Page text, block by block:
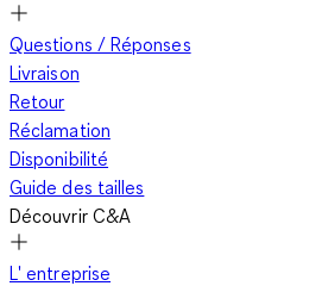
Questions / Réponses
Livraison
Retour
Réclamation
Disponibilité
Guide des tailles
Découvrir C&A
L' entreprise